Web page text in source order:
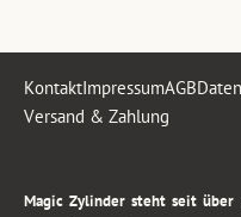
KontaktImpressumAGB
Versand & Zahlung
Magic Zylinder steht seit